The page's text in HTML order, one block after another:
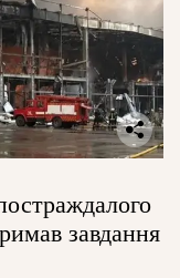
завдання